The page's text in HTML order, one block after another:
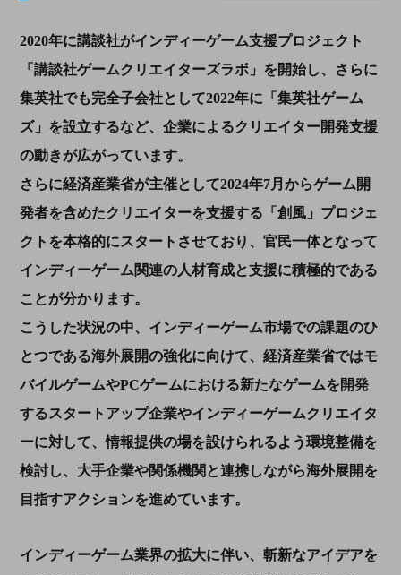
2020年に講談社がインディーゲーム支援プロジェクト
「講談社ゲームクリエイターズラボ」を開始し、さらに
集英社でも完全子会社として2022年に「集英社ゲーム
ズ」を設立するなど、企業によるクリエイター開発支援
の動きが広がっています。
さらに経済産業省が主催として2024年7月からゲーム開
発者を含めたクリエイターを支援する「創風」プロジェ
クトを本格的にスタートさせており、官民一体となって
インディーゲーム関連の人材育成と支援に積極的である
ことが分かります。
こうした状況の中、インディーゲーム市場での課題のひ
とつである海外展開の強化に向けて、経済産業省ではモ
バイルゲームやPCゲームにおける新たなゲームを開発
するスタートアップ企業やインディーゲームクリエイタ
ーに対して、情報提供の場を設けられるよう環境整備を
検討し、大手企業や関係機関と連携しながら海外展開を
目指すアクションを進めています。
インディーゲーム業界の拡大に伴い、斬新なアイデアを